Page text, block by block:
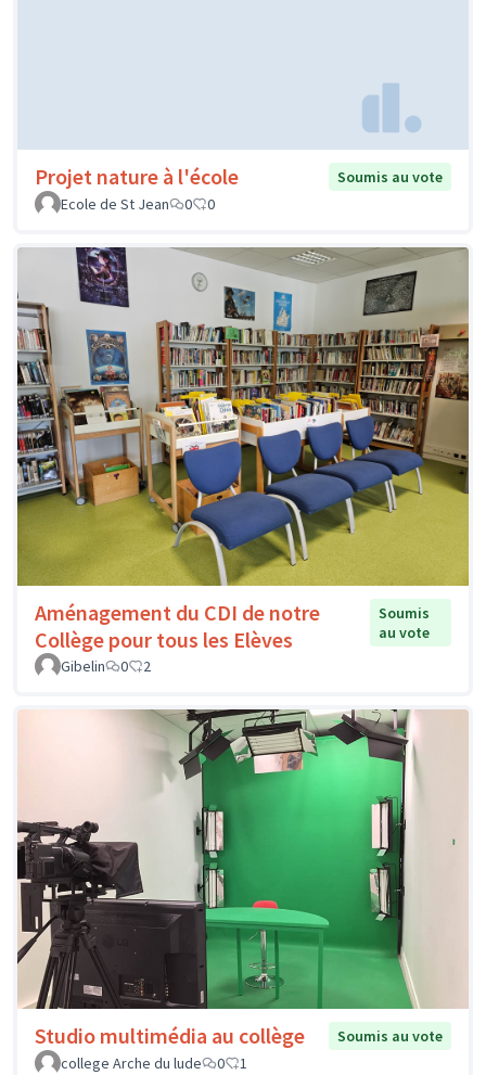
Projet nature à l'école
Soumis au vote
Ecole de St Jean
0 0
Aménagement du CDI de notre
Collège pour tous les Elèves
Soumis
au vote
Gibelin
0 2
Studio multimédia au collège
Soumis au vote
college Arche du lude
0 1